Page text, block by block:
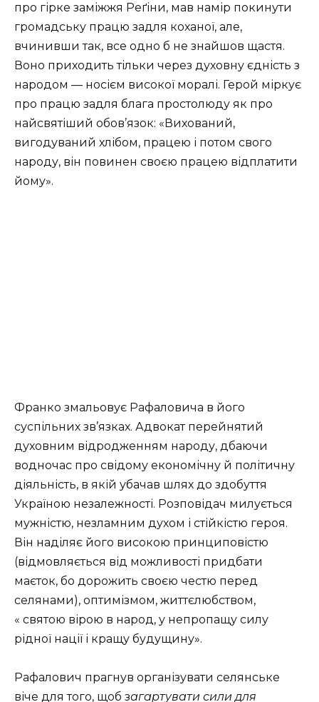
про гірке заміжжя Реґіни, мав намір покинути
громадську працю задля коханої, але,
вчинивши так, все одно б не знайшов щастя.
Воно приходить тільки через духовну єдність з
народом — носієм високої моралі. Герой міркує
про працю задля блага простолюду як про
найсвятіший обов’язок: «Вихований,
вигодуваний хлібом, працею і потом свого
народу, він повинен своєю працею відплатити
йому».
Франко змальовує Рафаловича в його
суспільних зв’язках. Адвокат перейнятий
духовним відродженням народу, дбаючи
водночас про свідому економічну й політичну
діяльність, в якій убачав шлях до здобуття
Україною незалежності. Розповідач милується
мужністю, незламним духом і стійкістю героя.
Він наділяє його високою принциповістю
(відмовляється від можливості придбати
маєток, бо дорожить своєю честю перед
селянами), оптимізмом, життєлюбством,
« святою вірою в народ, у непропащу силу
рідної нації і кращу будущину».
Рафалович прагнув організувати селянське
віче для того, щоб загартувати сили для